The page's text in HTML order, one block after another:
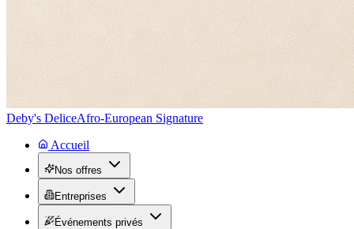
Deby's DeliceAfro-European Signature
Accueil
Nos offres
Entreprises
Événements privés